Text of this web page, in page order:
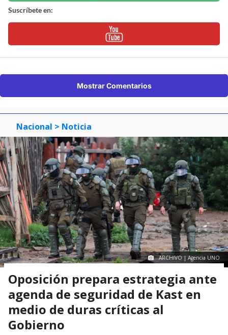
Suscríbete en:
Mostrar Comentarios
Nacional > Noticia
ARCHIVO | Agencia UNO
Oposición prepara estrategia ante
agenda de seguridad de Kast en
medio de duras críticas al
Gobierno